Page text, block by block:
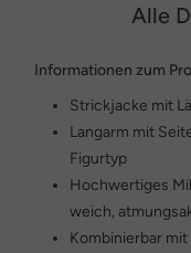
Alle
Informationen zum
Strickjacke mit
Langarm mit
Figurtyp
Hochwertiges
weich,
Kombinierbar mit